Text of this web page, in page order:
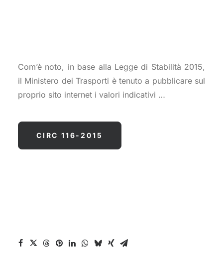
Com’è noto, in base alla Legge di Stabilità 2015,
il Ministero dei Trasporti è tenuto a pubblicare sul
proprio sito internet i valori indicativi …
CIRC 116-2015